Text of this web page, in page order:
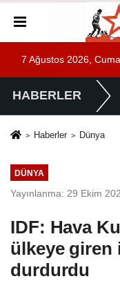
7 Ağustos 2026, Cuma
HABERLER
Haberler Dünya
DÜNYA
Yayınlanma: 29 Ekim
IDF: Hava
ülkeye giren
durdurdu